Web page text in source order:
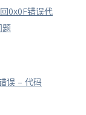
0x0F错误代
题
误 – 代码